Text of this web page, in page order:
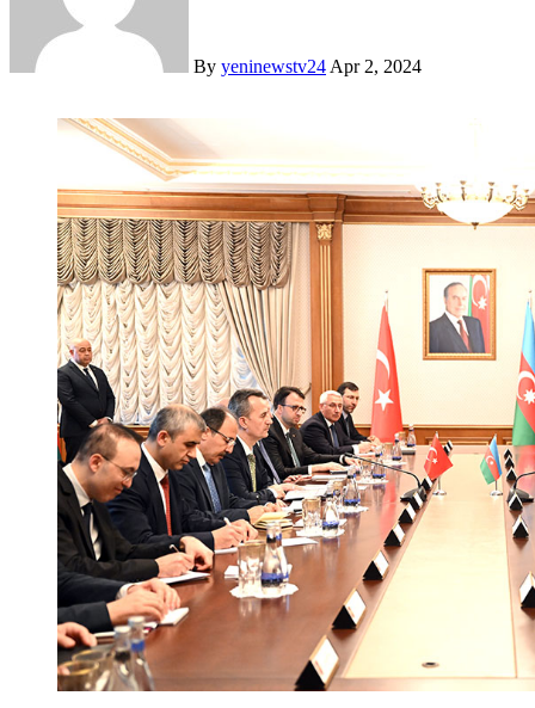
By yeninewstv24 Apr 2, 2024